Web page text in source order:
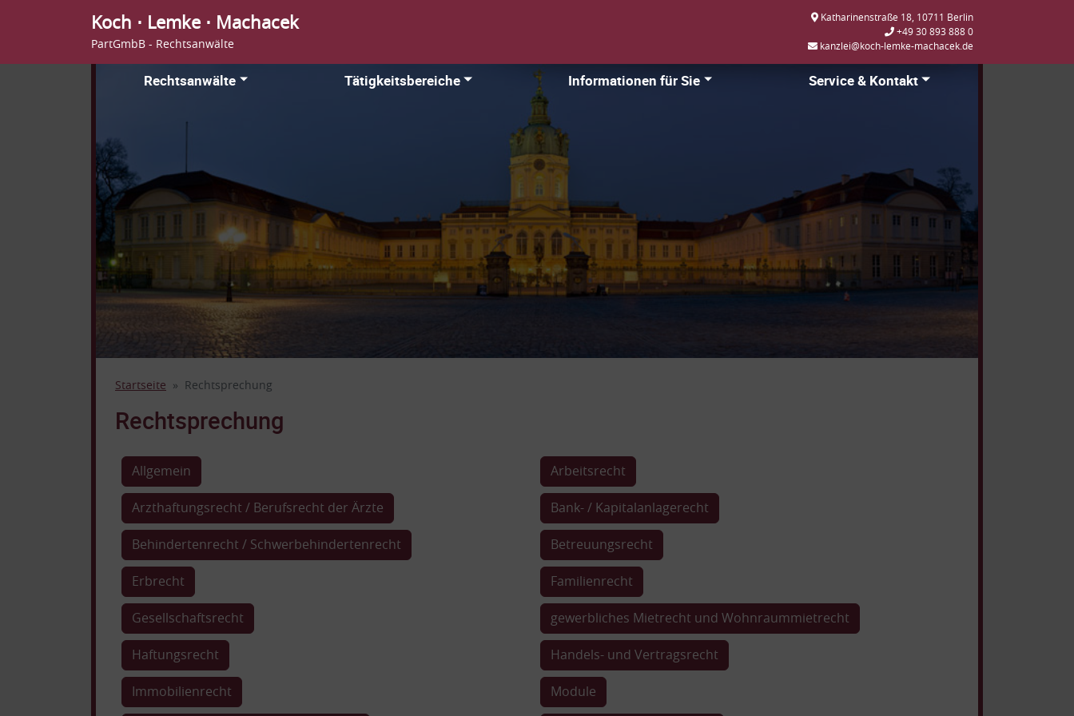
Koch ⋅ Lemke ⋅ Machacek
PartGmbB - Rechtsanwälte
Katharinenstraße 18, 10711 Berlin
+49 30 893 888 0
kanzlei@koch-lemke-machacek.de
Rechtsanwälte Tätigkeitsbereiche Informationen für Sie Service & Kontakt
Startseite Rechtsprechung
Rechtsprechung
Allgemein Arbeitsrecht
Arzthaftungsrecht / Berufsrecht der Ärzte Bank- / Kapitalanlagerecht
Behindertenrecht / Schwerbehindertenrecht Betreuungsrecht
Erbrecht Familienrecht
Gesellschaftsrecht gewerbliches Mietrecht und Wohnraummietrecht
Haftungsrecht Handels- und Vertragsrecht
Immobilienrecht Module